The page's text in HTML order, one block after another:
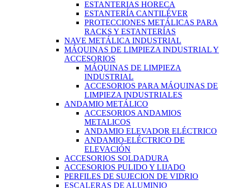
ESTANTERIAS HORECA
ESTANTERÍA CANTILÉVER
PROTECCIONES METÁLICAS PARA
RACKS Y ESTANTERÍAS
NAVE METÁLICA INDUSTRIAL
MÁQUINAS DE LIMPIEZA INDUSTRIAL Y
ACCESORIOS
MÁQUINAS DE LIMPIEZA
INDUSTRIAL
ACCESORIOS PARA MÁQUINAS DE
LIMPIEZA INDUSTRIALES
ANDAMIO METÁLICO
ACCESORIOS ANDAMIOS
METALICOS
ANDAMIO ELEVADOR ELÉCTRICO
ANDAMIO-ELÉCTRICO DE
ELEVACIÓN
ACCESORIOS SOLDADURA
ACCESORIOS PULIDO Y LIJADO
PERFILES DE SUJECION DE VIDRIO
ESCALERAS DE ALUMINIO